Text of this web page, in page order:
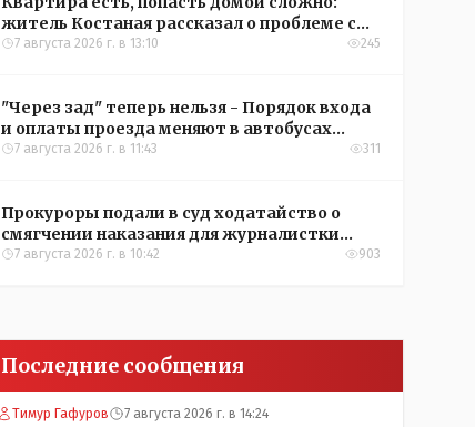
житель Костаная рассказал о проблеме с
подъездом
7 августа 2026 г. в 13:10 245
"Через зад" теперь нельзя - Порядок входа
и оплаты проезда меняют в автобусах
Рудного
7 августа 2026 г. в 11:43 311
Прокуроры подали в суд ходатайство о
смягчении наказания для журналистки
Александры Алёховой
7 августа 2026 г. в 10:42 903
Последние сообщения
Тимур Гафуров 7 августа 2026 г. в 14:24